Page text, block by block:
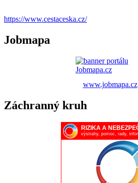
https://www.cestaceska.cz/
Jobmapa
www.jobmapa.cz
Záchranný kruh